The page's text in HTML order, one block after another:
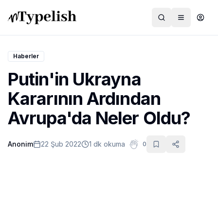
Dünya
Film ve Dizi
Kültür ve Sanat
Sağlık
Haberler
Putin'in Ukrayna
Kararının Ardından
Avrupa'da Neler Oldu?
Anonim 22 Şub 2022 1 dk okuma 0